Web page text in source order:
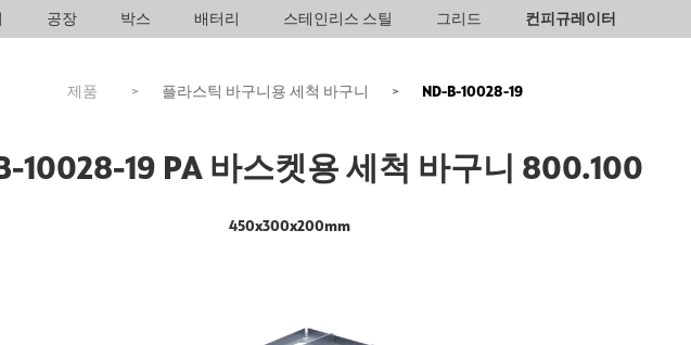
공장 박스 배터리 스테인리스 스틸 그리드 컨피규레이터
제품 > 플라스틱 바구니용 세척 바구니 > ND-B-10028-19
10028-19 PA 바스켓용 세척 바구니 800.100
450x300x200mm